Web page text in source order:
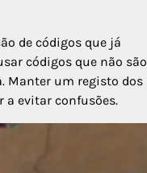
de códigos que já
códigos que não são
Manter um registo dos
a evitar confusões.